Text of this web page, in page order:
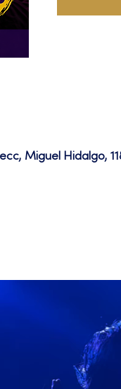
Miguel Hidalgo,